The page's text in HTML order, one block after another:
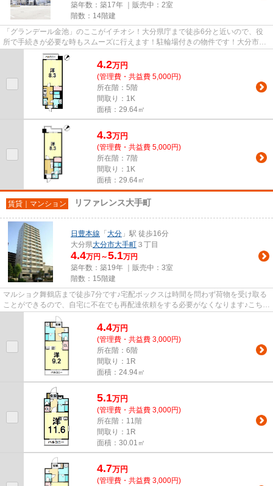
築年数：築17年 ｜販売中： 2室
階数：14階建
「グランデール金池」のここがイチオシ！大分県庁まで徒歩6分と近いので、役
所で手続きが必要な時もスムーズに行えます！駐輪場付きの物件です！大分市に
ある日豊本線大分近くは、生活...
4.2万円
(管理費・共益費 5,000円)
所在階：5階
間取り：1K
面積：29.64㎡
4.3万円
(管理費・共益費 5,000円)
所在階：7階
間取り：1K
面積：29.64㎡
賃貸｜マンション リファレンス大手町
日豊本線 「 大分 」駅 徒歩16分
大分県大分市大手町 ３丁目
4.4万円～5.1万円
築年数：築19年 ｜販売中： 3室
階数：15階建
マルショク舞鶴店まで徒歩7分です♪宅配ボックスは時間を問わず荷物を受け取る
ことができるので、自宅に不在でも再配達依頼をする必要がなくなります♪こちら
の物件はエレベーター付きで...
4.4万円
(管理費・共益費 3,000円)
所在階：6階
間取り：1R
面積：24.94㎡
5.1万円
(管理費・共益費 3,000円)
所在階：11階
間取り：1R
面積：30.01㎡
4.7万円
(管理費・共益費 3,000円)